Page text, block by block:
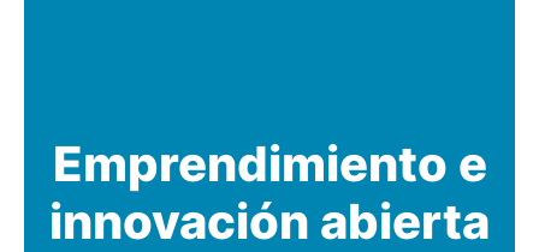
Emprendimiento e
innovación abierta